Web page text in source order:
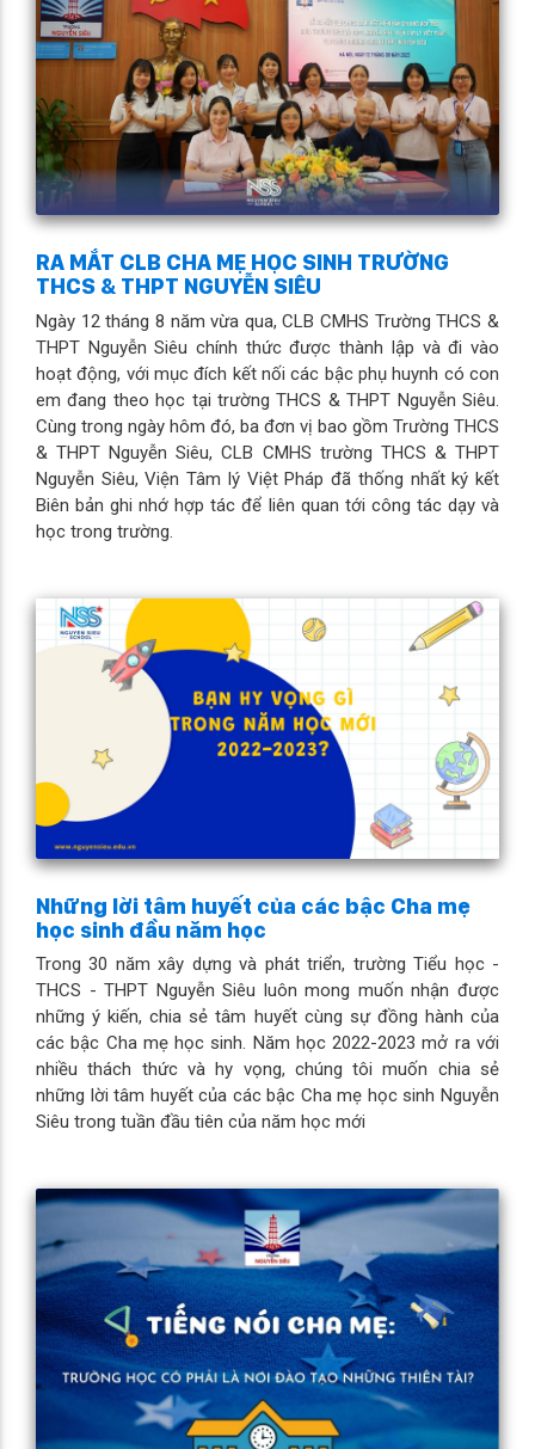
RA MẮT CLB CHA MẸ HỌC SINH TRƯỜNG
THCS & THPT NGUYỄN SIÊU
Ngày 12 tháng 8 năm vừa qua, CLB CMHS Trường THCS &
THPT Nguyễn Siêu chính thức được thành lập và đi vào
hoạt động, với mục đích kết nối các bậc phụ huynh có con
em đang theo học tại trường THCS & THPT Nguyễn Siêu.
Cùng trong ngày hôm đó, ba đơn vị bao gồm Trường THCS
& THPT Nguyễn Siêu, CLB CMHS trường THCS & THPT
Nguyễn Siêu, Viện Tâm lý Việt Pháp đã thống nhất ký kết
Biên bản ghi nhớ hợp tác để liên quan tới công tác dạy và
học trong trường.
Những lời tâm huyết của các bậc Cha mẹ
học sinh đầu năm học
Trong 30 năm xây dựng và phát triển, trường Tiểu học -
THCS - THPT Nguyễn Siêu luôn mong muốn nhận được
những ý kiến, chia sẻ tâm huyết cùng sự đồng hành của
các bậc Cha mẹ học sinh. Năm học 2022-2023 mở ra với
nhiều thách thức và hy vọng, chúng tôi muốn chia sẻ
những lời tâm huyết của các bậc Cha mẹ học sinh Nguyễn
Siêu trong tuần đầu tiên của năm học mới